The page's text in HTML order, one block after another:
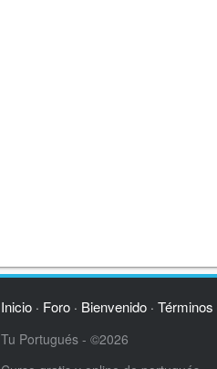
Inicio· Foro· Bienvenido·
Tu Portugués - ©2026